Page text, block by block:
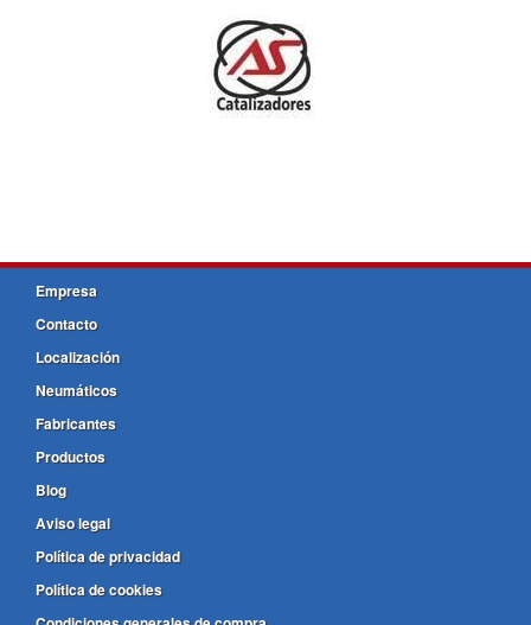
Empresa
Contacto
Localización
Neumáticos
Fabricantes
Productos
Blog
Aviso legal
Política de privacidad
Política de cookies